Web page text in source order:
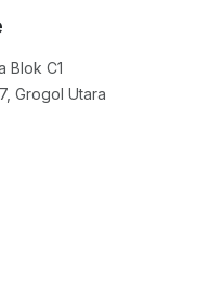
Blok C1
Grogol Utara